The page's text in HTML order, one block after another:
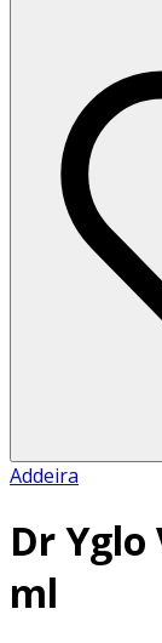
Addeira
Dr
ml